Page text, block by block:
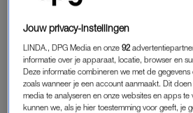
Jouw privacy-instellingen
LINDA., DPG Media en onze92
informatie over je apparaat, locatie, browser en
Deze informatie combineren we met de gegevens
zoals wanneer je een account aanmaakt. Dit
media te analyseren en onze websites en apps
kunnen we, als je hier toestemming voor geeft, je